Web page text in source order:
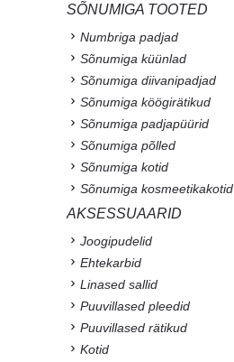
SÕNUMIGA TOOTED
Numbriga padjad
Sõnumiga küünlad
Sõnumiga diivanipadjad
Sõnumiga köögirätikud
Sõnumiga padjapüürid
Sõnumiga põlled
Sõnumiga kotid
Sõnumiga kosmeetikakotid
AKSESSUAARID
Joogipudelid
Ehtekarbid
Linased sallid
Puuvillased pleedid
Puuvillased rätikud
Kotid